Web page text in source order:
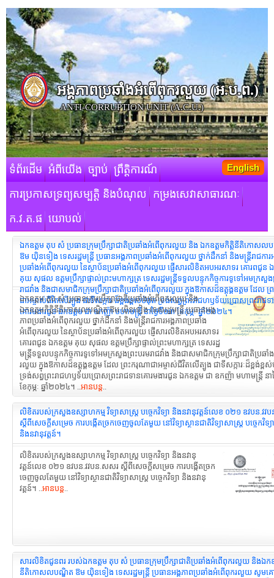
អង្គភាពប្រឆាំងអំពើពុករលួយ​ (អ.ប.ព.)
ANTI-CORRUPTION UNIT (A.C.U.)
ទំព័រដើម អំពីយើង ច្បាប់ ព្រឹត្តិការណ៍
ការប្រកាសទ្រព្យសម្បត្តិ និងបំណុល កម្រងសេវាសាធារណៈ
ក.វ.ត.ផ យោបល់
English
ឯកឧត្តម តុប សំ ប្រធានក្រុមប្រឹក្សាជាតិប្រឆាំងអំពើពុករលួយ និង ឯកឧត្ដមកិត្តិនីតិកោសល
ឱម យ៉ិនទៀង ទេសរដ្ឋមន្រ្តី ប្រធានអង្គភាពប្រឆាំងអំពើពុករលួយ ថ្នាក់ដឹកនាំ និងមន្រ្ដីរាជការ
ប្រឆាំងអំពើពុករលួយ នៃស្ថាប័នប្រឆាំងអំពើពុករលួយ ផ្ញើសារលិខិតអបអរសាទរ គោរពជូន ឯ
គុយ សុផល ឧត្តមប្រឹក្សាផ្ទាល់ព្រះមហាក្សត្រ ទេសរដ្ឋមន្ត្រីទទួលបន្ទុកកិច្ចការទូទៅអមក្រសួង
រាជវាំង និងជាសមាជិកក្រុមប្រឹក្សាជាតិប្រឆាំងអំពើពុករលួយ ក្នុងឱកាសដ៏ឧត្តុង្គឧត្តម ដែល
ជាអម្ចាស់ជីវិតលើត្បូង ជាទីសក្ការៈដ៏ខ្ពង់ខ្ពស់បំផុត ទ្រង់សព្ធព្រះរាជហឫទ័យប្រោសព្រះរាជទ
គោរមងារជូន ឯកឧត្តម ជា ឧកញ៉ា មហាមន្ត្រី នាថ្ងៃទី០៣ ខែកុម្ភៈ ឆ្នាំ២០២៤។
ឯកឧត្តម តុប សំ ប្រធានក្រុមប្រឹក្សាជាតិប្រឆាំងអំពើពុករលួយ និង
ឯកឧត្ដមកិត្តិនីតិកោសលបណ្ឌិត ឱម យ៉ិនទៀង ទេសរដ្ឋមន្រ្តី ប្រធានអង្គ
ភាពប្រឆាំងអំពើពុករលួយ ថ្នាក់ដឹកនាំ និងមន្រ្ដីរាជការអង្គភាពប្រឆាំង
អំពើពុករលួយ នៃស្ថាប័នប្រឆាំងអំពើពុករលួយ ផ្ញើសារលិខិតអបអរសាទរ
គោរពជូន ឯកឧត្តម គុយ សុផល ឧត្តមប្រឹក្សាផ្ទាល់ព្រះមហាក្សត្រ ទេសរដ្ឋ
មន្ត្រីទទួលបន្ទុកកិច្ចការទូទៅអមក្រសួងព្រះបរមរាជវាំង និងជាសមាជិកក្រុមប្រឹក្សាជាតិប្រឆាំ
រលួយ ក្នុងឱកាសដ៏ឧត្តុង្គឧត្តម ដែល ព្រះករុណាជាអម្ចាស់ជីវិតលើត្បូង ជាទីសក្ការៈដ៏ខ្ពង់ខ្ព
ទ្រង់សព្ធព្រះរាជហឫទ័យប្រោសព្រះរាជទានគោរមងារជូន ឯកឧត្តម ជា ឧកញ៉ា មហាមន្ត្រី នា
ខែកុម្ភៈ ឆ្នាំ២០២៤។ ..អានបន្ត..
លិខិតរបស់ក្រសួងឧស្សាហកម្ម វិទ្យាសាស្រ្ត បច្ចេកវិទ្យា និងនវានុវត្តន៍លេខ ០២១ ឧវបន.វ
ស្ដីពីសេចក្តីសម្រេច ការបង្កើតច្រកចេញចូលតែមួយ នៅវិទ្យាស្ថានជាតិវិទ្យាសាស្ត្រ បច្ចេកវិទ្យា
និងនវានុវត្តន៍។
លិខិតរបស់ក្រសួងឧស្សាហកម្ម វិទ្យាសាស្រ្ត បច្ចេកវិទ្យា និងនវានុ
វត្តន៍លេខ ០២១ ឧវបន.វវបន.សសរ ស្ដីពីសេចក្តីសម្រេច ការបង្កើតច្រក
ចេញចូលតែមួយ នៅវិទ្យាស្ថានជាតិវិទ្យាសាស្ត្រ បច្ចេកវិទ្យា និងនវានុ
វត្តន៍។ ..អានបន្ត..
សារលិខិតជូនពរ របស់ឯកឧត្តម តុប សំ ប្រធានក្រុមប្រឹក្សាជាតិប្រឆាំងអំពើពុករលួយ និងឯកឧ
នីតិកោសលបណ្ឌិត ឱម យ៉ិនទៀង ទេសរដ្ឋមន្រ្តី ប្រធានអង្គភាពប្រឆាំងអំពើពុករលួយ សូមគ